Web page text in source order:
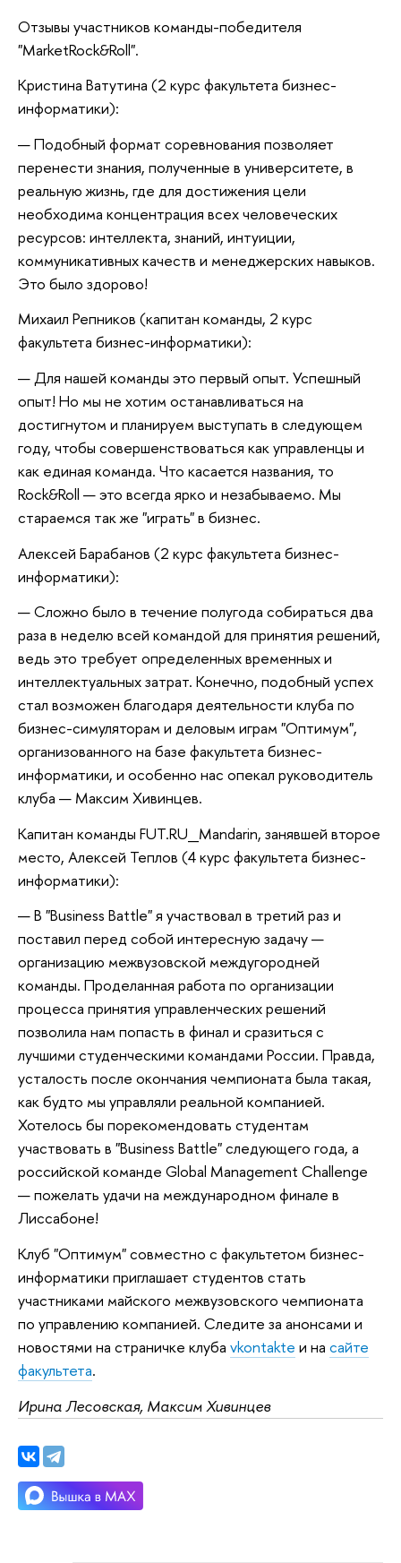
Отзывы участников команды-победителя
"MarketRock&Roll".
Кристина Ватутина (2 курс факультета бизнес-
информатики):
— Подобный формат соревнования позволяет
перенести знания, полученные в университете, в
реальную жизнь, где для достижения цели
необходима концентрация всех человеческих
ресурсов: интеллекта, знаний, интуиции,
коммуникативных качеств и менеджерских навыков.
Это было здорово!
Михаил Репников (капитан команды, 2 курс
факультета бизнес-информатики):
— Для нашей команды это первый опыт. Успешный
опыт! Но мы не хотим останавливаться на
достигнутом и планируем выступать в следующем
году, чтобы совершенствоваться как управленцы и
как единая команда. Что касается названия, то
Rock&Roll — это всегда ярко и незабываемо. Мы
стараемся так же "играть" в бизнес.
Алексей Барабанов (2 курс факультета бизнес-
информатики):
— Сложно было в течение полугода собираться два
раза в неделю всей командой для принятия решений,
ведь это требует определенных временных и
интеллектуальных затрат. Конечно, подобный успех
стал возможен благодаря деятельности клуба по
бизнес-симуляторам и деловым играм "Оптимум",
организованного на базе факультета бизнес-
информатики, и особенно нас опекал руководитель
клуба — Максим Хивинцев.
Капитан команды FUT.RU_Mandarin, занявшей второе
место, Алексей Теплов (4 курс факультета бизнес-
информатики):
— В "Business Battle" я участвовал в третий раз и
поставил перед собой интересную задачу —
организацию межвузовской междугородней
команды. Проделанная работа по организации
процесса принятия управленческих решений
позволила нам попасть в финал и сразиться с
лучшими студенческими командами России. Правда,
усталость после окончания чемпионата была такая,
как будто мы управляли реальной компанией.
Хотелось бы порекомендовать студентам
участвовать в "Business Battle" следующего года, а
российской команде Global Management Challenge
— пожелать удачи на международном финале в
Лиссабоне!
Клуб "Оптимум" совместно с факультетом бизнес-
информатики приглашает студентов стать
участниками майского межвузовского чемпионата
по управлению компанией. Следите за анонсами и
новостями на страничке клуба vkontakte и на сайте
факультета.
Ирина Лесовская, Максим Хивинцев